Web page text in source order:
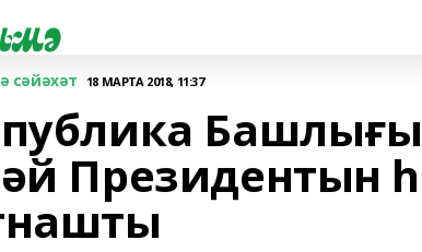
сәйәхәт 18 МАРТА 2018, 11:37
Президентын